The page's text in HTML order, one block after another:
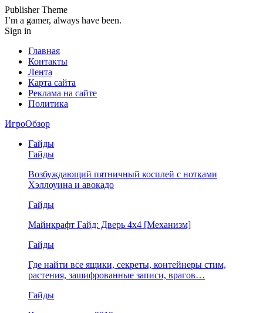
Publisher Theme
I’m a gamer, always have been.
Sign in
Главная
Контакты
Лента
Карта сайта
Реклама на сайте
Политика
ИгроОбзор
Гайды
Гайды
Возбуждающий пятничный косплей с нотками
Хэллоуина и авокадо
Гайды
Майнкрафт Гайд: Дверь 4х4 [Механизм]
Гайды
Где найти все ящики, секреты, контейнеры стим,
растения, зашифрованные записи, врагов…
Гайды